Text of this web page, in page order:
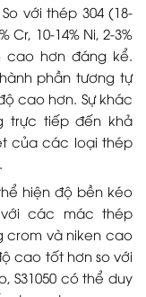
với thép 304 (18-
Cr, 10-14% Ni, 2-3%
cao hơn đáng kể.
phần tương tự
cao hơn. Sự khác
trực tiếp đến khả
của các loại thép
thể hiện độ bền kéo
các mác thép
crom và niken cao
cao tốt hơn so với
S31050 có thể duy